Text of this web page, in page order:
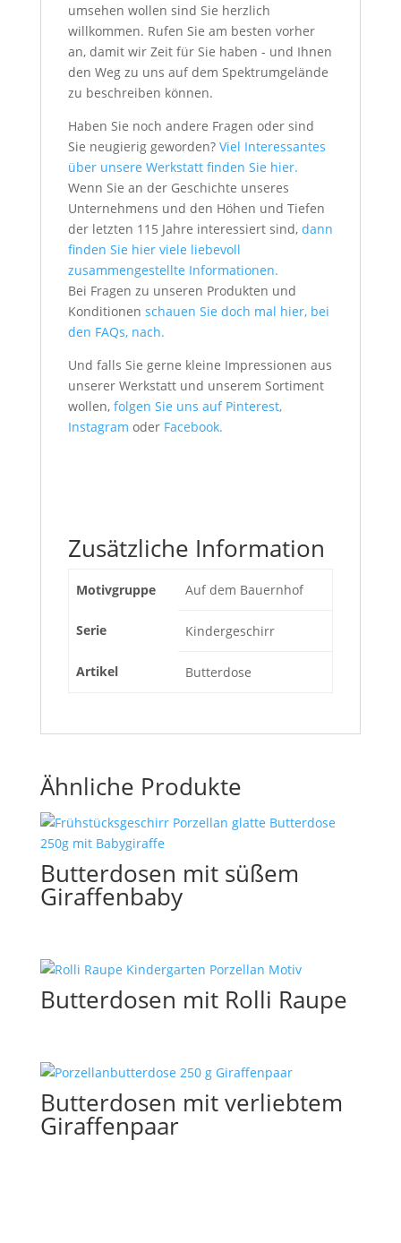
umsehen wollen sind Sie herzlich
willkommen. Rufen Sie am besten vorher
an, damit wir Zeit für Sie haben - und Ihnen
den Weg zu uns auf dem Spektrumgelände
zu beschreiben können.
Haben Sie noch andere Fragen oder sind
Sie neugierig geworden?Viel Interessantes
über unsere Werkstatt finden Sie hier.
Wenn Sie an der Geschichte unseres
Unternehmens und den Höhen und Tiefen
der letzten 115 Jahre interessiert sind, dann
finden Sie hier viele liebevoll
zusammengestellte Informationen.
Bei Fragen zu unseren Produkten und
Konditionen schauen Sie doch mal hier, bei
den FAQs, nach.
Und falls Sie gerne kleine Impressionen aus
unserer Werkstatt und unserem Sortiment
wollen,folgen Sie uns auf Pinterest,
Instagram oder Facebook.
Zusätzliche Information
Motivgruppe Auf dem Bauernhof
Serie Kindergeschirr
Artikel Butterdose
Ähnliche Produkte
Butterdosen mit süßem
Giraffenbaby
Butterdosen mit Rolli Raupe
Butterdosen mit verliebtem
Giraffenpaar